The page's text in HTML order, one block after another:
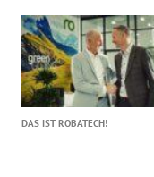
DAS IST ROBATECH!